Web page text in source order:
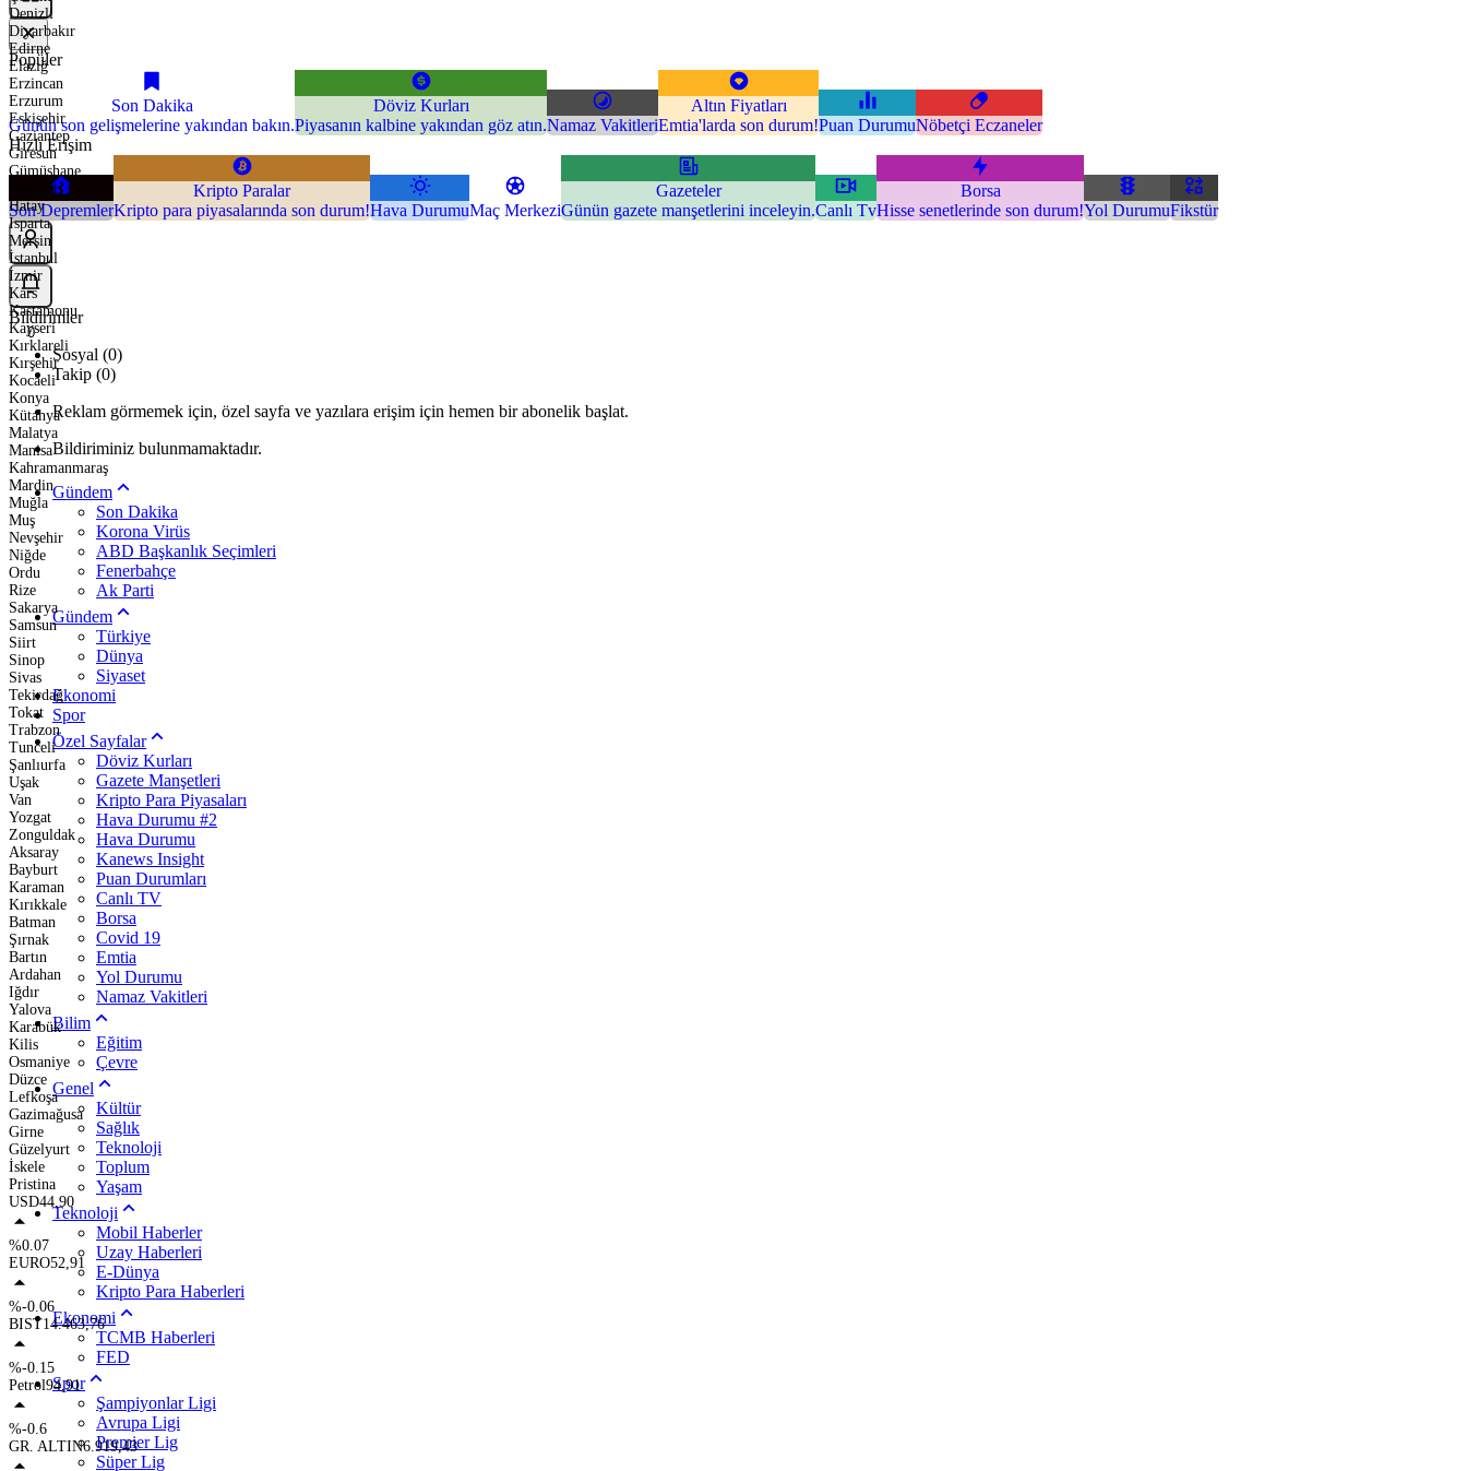
Denizli
Diyarbakır
Edirne
Elazığ
Erzincan
Erzurum
Eskişehir
Gaziantep
Giresun
Gümüşhane
Hakkari
Hatay
Isparta
Mersin
İstanbul
İzmir
Kars
Kastamonu
Kayseri
Kırklareli
Kırşehir
Kocaeli
Konya
Kütahya
Malatya
Manisa
Kahramanmaraş
Mardin
Muğla
Muş
Nevşehir
Niğde
Ordu
Rize
Sakarya
Samsun
Siirt
Sinop
Sivas
Tekirdağ
Tokat
Trabzon
Tunceli
Şanlıurfa
Uşak
Van
Yozgat
Zonguldak
Aksaray
Bayburt
Karaman
Kırıkkale
Batman
Şırnak
Bartın
Ardahan
Iğdır
Yalova
Karabük
Kilis
Osmaniye
Düzce
Lefkoşa
Gazimağusa
Girne
Güzelyurt
İskele
Pristina
USD44,90
%0.07
EURO52,91
%-0.06
BIST14.463,76
%-0.15
Petrol94,91
%-0.6
GR. ALTIN6.919,43
Popüler
Son Dakika
Günün son gelişmelerine yakından bakın.
Döviz Kurları
Piyasanın kalbine yakından göz atın.Namaz Vakitleri
Altın Fiyatları
Emtia'larda son durum!Puan DurumuNöbetçi Eczaneler
Hızlı Erişim
Son Depremler
Kripto Paralar
Kripto para piyasalarında son durum!Hava DurumuMaç Merkezi
Gazeteler
Günün gazete manşetlerini inceleyin.Canlı Tv
Borsa
Hisse senetlerinde son durum!Yol DurumuFikstür
0
Bildirimler
Sosyal (0)
Takip (0)
Reklam görmemek için, özel sayfa ve yazılara erişim için hemen bir abonelik başlat.
Bildiriminiz bulunmamaktadır.
Gündem
Son Dakika
Korona Virüs
ABD Başkanlık Seçimleri
Fenerbahçe
Ak Parti
Gündem
Türkiye
Dünya
Siyaset
Ekonomi
Spor
Özel Sayfalar
Döviz Kurları
Gazete Manşetleri
Kripto Para Piyasaları
Hava Durumu #2
Hava Durumu
Kanews Insight
Puan Durumları
Canlı TV
Borsa
Covid 19
Emtia
Yol Durumu
Namaz Vakitleri
Bilim
Eğitim
Çevre
Genel
Kültür
Sağlık
Teknoloji
Toplum
Yaşam
Teknoloji
Mobil Haberler
Uzay Haberleri
E-Dünya
Kripto Para Haberleri
Ekonomi
TCMB Haberleri
FED
Spor
Şampiyonlar Ligi
Avrupa Ligi
Premier Lig
Süper Lig